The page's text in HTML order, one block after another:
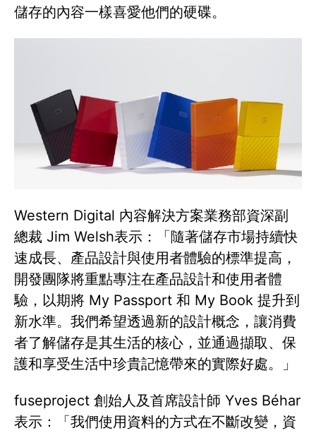
儲存的內容一樣喜愛他們的硬碟。
Western Digital 內容解決方案業務部資深副
總裁 Jim Welsh表示：「隨著儲存市場持續快
速成長、產品設計與使用者體驗的標準提高，
開發團隊將重點專注在產品設計和使用者體
驗，以期將 My Passport 和 My Book 提升到
新水準。我們希望透過新的設計概念，讓消費
者了解儲存是其生活的核心，並通過擷取、保
護和享受生活中珍貴記憶帶來的實際好處。」
fuseproject 創始人及首席設計師 Yves Béhar
表示：「我們使用資料的方式在不斷改變，資